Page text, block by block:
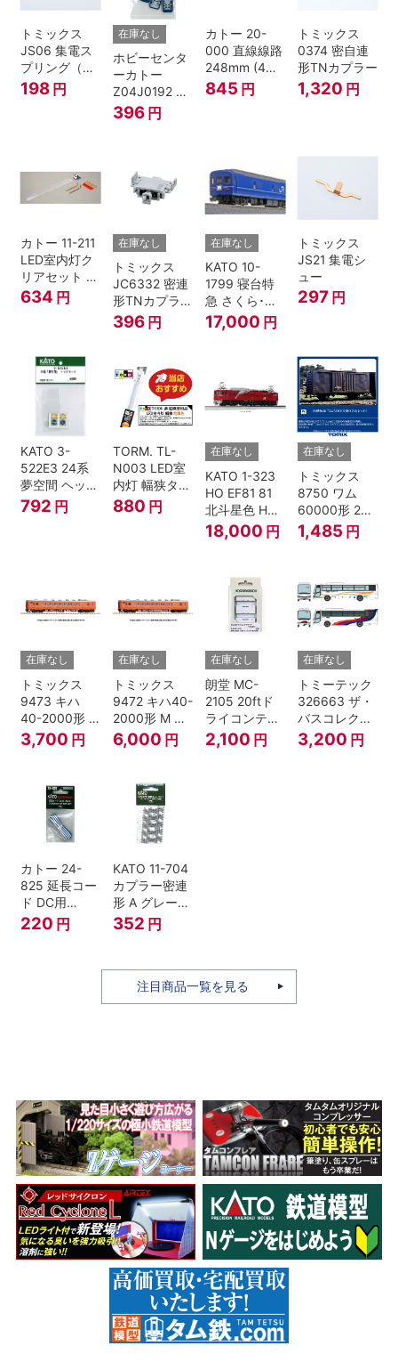
トミックス
JS06 集電ス
プリング（Ｌ
=7.5mm・4個
入） 鉄道模型
198 円
在庫なし
ホビーセンタ
ーカトー
Z04J0192 ク
モハ115 横須
賀色 ジャンパ
396 円
カトー 20-
000 直線線路
248mm (4本
入) Nゲージ
845 円
トミックス
0374 密自連
形TNカプラー
1,320 円
カトー 11-211
LED室内灯ク
リアセット N
ゲージ
634 円
在庫なし
トミックス
JC6332 密連
形TNカプラー
(SPグレー電
連付・211系)
396 円
在庫なし
KATO 10-
1799 寝台特
急 さくら･は
やぶさ/富士
24系 9両セッ
17,000 円
トミックス
JS21 集電シ
ュー
297 円
KATO 3-
522E3 24系
夢空間 ヘッド
マーク 4種各1
792 円
TORM. TL-
N003 LED室
内灯 幅狭タイ
プ・電球色 1
本 鉄道模型
880 円
在庫なし
KATO 1-323
HO EF81 81
北斗星色 HO
ゲージ
18,000 円
在庫なし
トミックス
8750 ワム
60000形 2両
セット Nゲー
ジ
1,485 円
在庫なし
トミックス
9473 キハ
40-2000形 T
Nゲージ
3,700 円
在庫なし
トミックス
9472 キハ40-
2000形 M N
ゲージ
6,000 円
在庫なし
朗堂 MC-
2105 20ftド
ライコンテナ
タイプ
TRANCY
2,100 円
在庫なし
トミーテック
326663 ザ・
バスコレクシ
ョン 西日本鉄
道・九州産交
3,200 円
カトー 24-
825 延長コー
ド DC用
(90cm）
220 円
KATO 11-704
カプラー密連
形 A グレー
(20個入) (ア
ーノルドカプ
352 円
注目商品一覧を見る